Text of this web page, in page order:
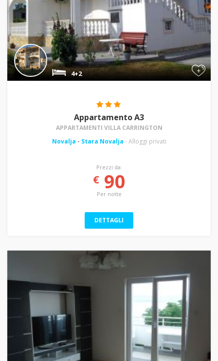
+
4+2
Appartamento A3
APPARTAMENTI VILLA CARRINGTON
Novalja - Stara Novalja - Alloggi privati
Prezzi da:
€90
Per notte
DETTAGLI